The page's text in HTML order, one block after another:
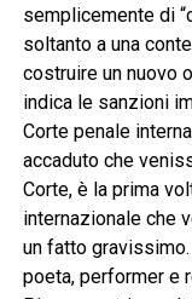
semplicemente di
soltanto a una
costruire un nuovo
indica le sanzioni
Corte penale
accaduto che
Corte, è la prima
internazionale che
un fatto
poeta, performer e